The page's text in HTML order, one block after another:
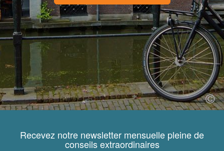
Recevez notre newsletter mensuelle pleine de
conseils extraordinaires